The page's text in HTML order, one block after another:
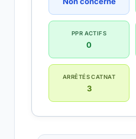
PPR ACTIFS
0
ARRÊTÉS CATNAT
3